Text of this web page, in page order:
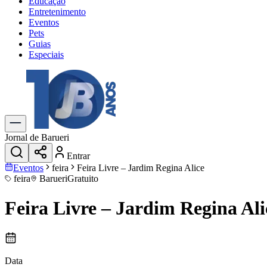
Entretenimento
Eventos
Pets
Guias
Especiais
Explore Tudo
Últimas Notícias
Previsão do Tempo
Trânsito e Rotas
Dia a Dia & Lazer
Transportes
Gastronomia
Cinema & Shows
JogosNovo
Para Sua Empresa
Jornal de Barueri
Entrar
Eventos
feira
Feira Livre – Jardim Regina Alice
feira
BarueriGratuito
Feira Livre – Jardim Regina
Data